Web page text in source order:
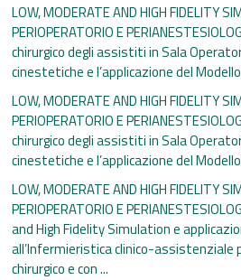
LOW, MODERATE AND HIGH FIDELITY
PERIOPERATORIO E
chirurgico degli assistiti in Sala
cinestetiche e l’applicazione del
LOW, MODERATE AND HIGH FIDELITY
PERIOPERATORIO E
chirurgico degli assistiti in Sala
cinestetiche e l’applicazione del
LOW, MODERATE AND HIGH FIDELITY
PERIOPERATORIO E
and High Fidelity Simulation e
all’Infermieristica clinico-
chirurgico e con ...